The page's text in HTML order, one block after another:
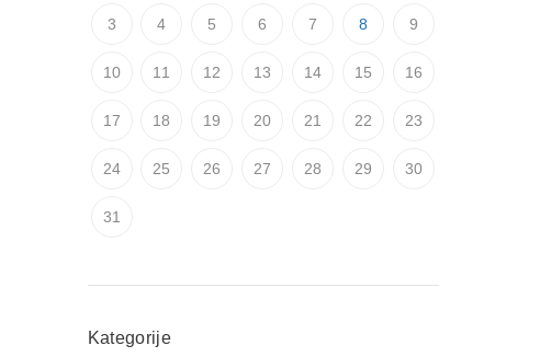
3 4 5 6 7 8 9
10 11 12 13 14 15 16
17 18 19 20 21 22 23
24 25 26 27 28 29 30
31
Kategorije